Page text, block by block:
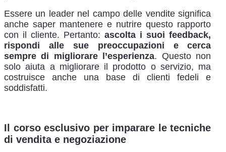
Essere un leader nel campo delle vendite significa
anche saper mantenere e nutrire questo rapporto
con il cliente. Pertanto: ascolta i suoi feedback,
rispondi alle sue preoccupazioni e cerca
sempre di migliorare l’esperienza. Questo non
solo aiuta a migliorare il prodotto o servizio, ma
costruisce anche una base di clienti fedeli e
soddisfatti.
Il corso esclusivo per imparare le tecniche
di vendita e negoziazione